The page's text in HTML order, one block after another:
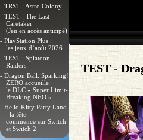
- TRST : Astro Colony
- TEST : The Last
Caretaker
(Jeu en accès anticipé)
- PlayStation Plus :
les jeux d’août 2026
- TEST : Splatoon
Raiders
- Dragon Ball: Sparking!
ZERO accueille
le DLC « Super Limit-
Breaking NEO »
- Hello Kitty Party Land
: la fête
commence sur Switch
et Switch 2
TEST -